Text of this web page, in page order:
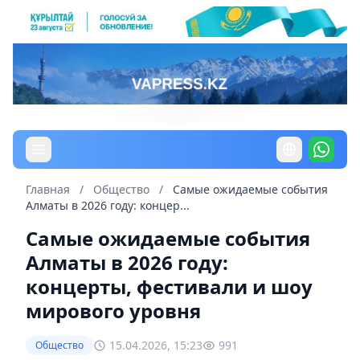
Главная / Общество /
Самые ожидаемые события
Алматы в 2026 году: концер...
Самые ожидаемые события
Алматы в 2026 году:
концерты, фестивали и шоу
мирового уровня
Общество 15.04.2026, 15:23 991